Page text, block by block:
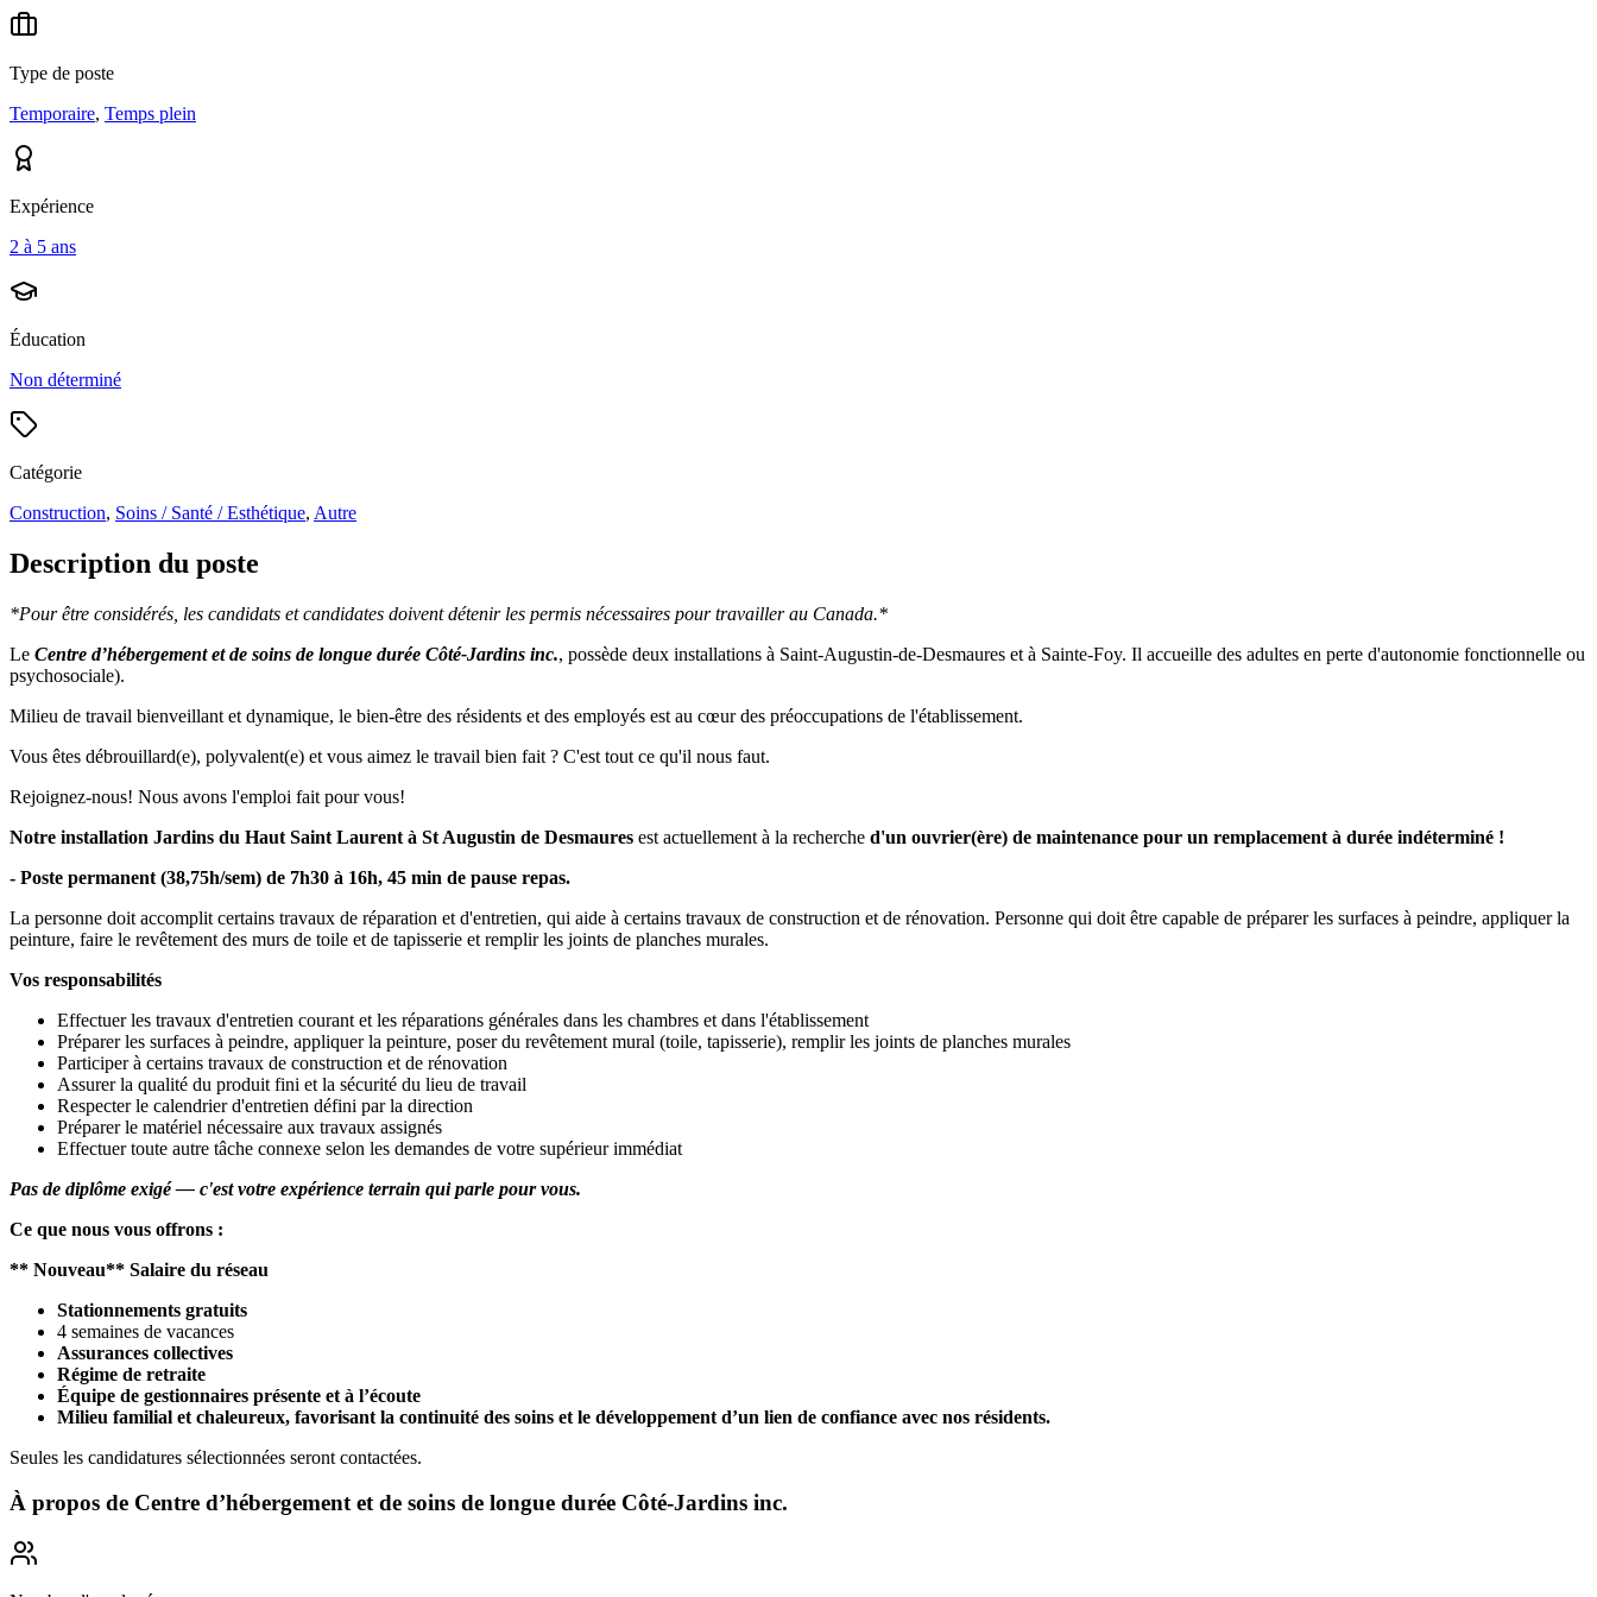
Type de poste
Temporaire, Temps plein
Expérience
2 à 5 ans
Éducation
Non déterminé
Catégorie
Construction, Soins / Santé / Esthétique, Autre
Description du poste
*Pour être considérés, les candidats et candidates doivent détenir les permis nécessaires pour travailler au Canada.*
Le Centre d’hébergement et de soins de longue durée Côté-Jardins inc., possède deux installations à Saint-Augustin-de-Desmaures et à Sainte-Foy. Il accueille des adultes en perte d'autonomie fonctionnelle ou
psychosociale).
Milieu de travail bienveillant et dynamique, le bien-être des résidents et des employés est au cœur des préoccupations de l'établissement.
Vous êtes débrouillard(e), polyvalent(e) et vous aimez le travail bien fait ? C'est tout ce qu'il nous faut.
Rejoignez-nous! Nous avons l'emploi fait pour vous!
Notre installation Jardins du Haut Saint Laurent à St Augustin de Desmaures est actuellement à la recherche d'un ouvrier(ère) de maintenance pour un remplacement à durée indéterminé !
- Poste permanent (38,75h/sem) de 7h30 à 16h, 45 min de pause repas.
La personne doit accomplit certains travaux de réparation et d'entretien, qui aide à certains travaux de construction et de rénovation. Personne qui doit être capable de préparer les surfaces à peindre, appliquer la
peinture, faire le revêtement des murs de toile et de tapisserie et remplir les joints de planches murales.
Vos responsabilités
Effectuer les travaux d'entretien courant et les réparations générales dans les chambres et dans l'établissement
Préparer les surfaces à peindre, appliquer la peinture, poser du revêtement mural (toile, tapisserie), remplir les joints de planches murales
Participer à certains travaux de construction et de rénovation
Assurer la qualité du produit fini et la sécurité du lieu de travail
Respecter le calendrier d'entretien défini par la direction
Préparer le matériel nécessaire aux travaux assignés
Effectuer toute autre tâche connexe selon les demandes de votre supérieur immédiat
Pas de diplôme exigé — c'est votre expérience terrain qui parle pour vous.
Ce que nous vous offrons :
** Nouveau** Salaire du réseau
Stationnements gratuits
4 semaines de vacances
Assurances collectives
Régime de retraite
Équipe de gestionnaires présente et à l’écoute
Milieu familial et chaleureux, favorisant la continuité des soins et le développement d’un lien de confiance avec nos résidents.
Seules les candidatures sélectionnées seront contactées.
À propos de Centre d’hébergement et de soins de longue durée Côté-Jardins inc.